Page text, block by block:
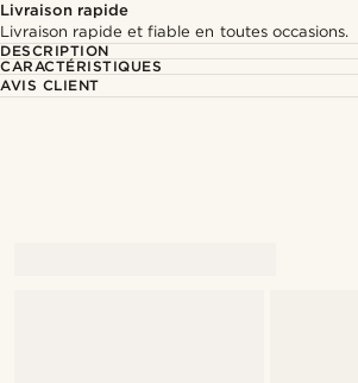
Livraison rapide
Livraison rapide et fiable en toutes occasions.
DESCRIPTION
CARACTÉRISTIQUES
AVIS CLIENT